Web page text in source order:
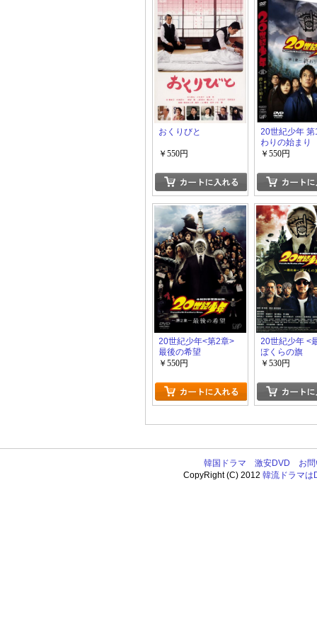
おくりびと
￥550円
20世紀少年
わりの始まり
￥550円
20世紀少年<第2章>
最後の希望
￥550円
20世紀少年 <
ぼくらの旗
￥530円
韓国ドラマ 激安DVD
お
CopyRight (C) 2012韓流ドラマは